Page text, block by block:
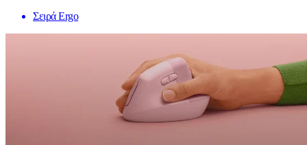
Σειρά Ergo